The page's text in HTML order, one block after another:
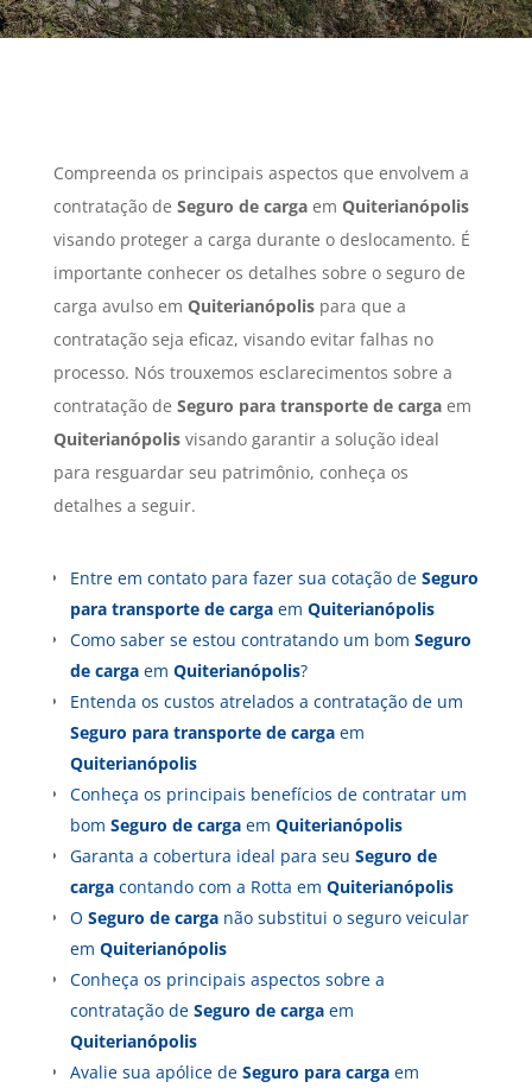
Compreenda os principais aspectos que envolvem a
contratação de Seguro de cargaem Quiterianópolis
visando proteger a carga durante o deslocamento. É
importante conhecer os detalhes sobre o seguro de
carga avulso em Quiterianópolispara que a
contratação seja eficaz, visando evitar falhas no
processo. Nós trouxemos esclarecimentos sobre a
contratação de Seguro para transporte de cargaem
Quiterianópolisvisando garantir a solução ideal
para resguardar seu patrimônio, conheça os
detalhes a seguir.
Entre em contato para fazer sua cotação de Seguro
para transporte de cargaem Quiterianópolis
Como saber se estou contratando um bom Seguro
de cargaem Quiterianópolis?
Entenda os custos atrelados a contratação de um
Seguro para transporte de cargaem
Quiterianópolis
Conheça os principais benefícios de contratar um
bom Seguro de cargaem Quiterianópolis
Garanta a cobertura ideal para seu Seguro de
cargacontando com a Rotta em Quiterianópolis
O Seguro de carganão substitui o seguro veicular
em Quiterianópolis
Conheça os principais aspectos sobre a
contratação de Seguro de cargaem
Quiterianópolis
Avalie sua apólice de Seguro para cargaem